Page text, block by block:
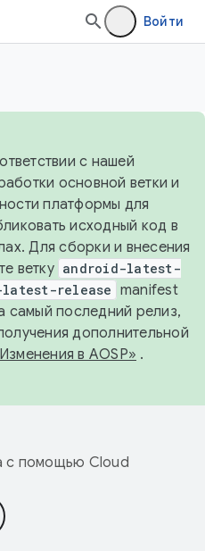
Войти
с нашей
основной ветки и
платформы для
исходный код в
Для сборки и внесения
ветку android-latest-
latest-release manifest
самый последний релиз,
дополнительной
в AOSP» .
с помощью Cloud